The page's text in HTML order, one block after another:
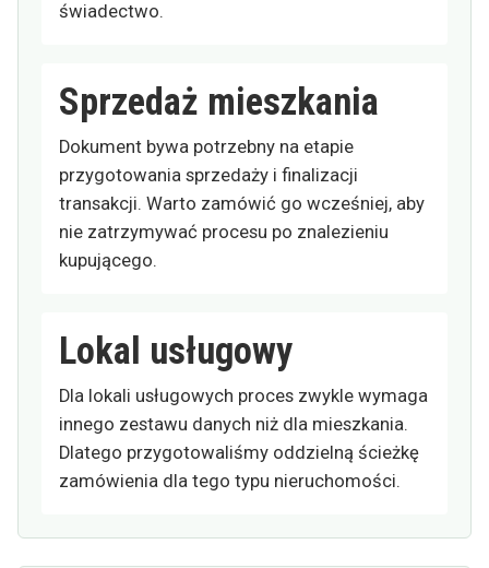
świadectwo.
Sprzedaż mieszkania
Dokument bywa potrzebny na etapie
przygotowania sprzedaży i finalizacji
transakcji. Warto zamówić go wcześniej, aby
nie zatrzymywać procesu po znalezieniu
kupującego.
Lokal usługowy
Dla lokali usługowych proces zwykle wymaga
innego zestawu danych niż dla mieszkania.
Dlatego przygotowaliśmy oddzielną ścieżkę
zamówienia dla tego typu nieruchomości.